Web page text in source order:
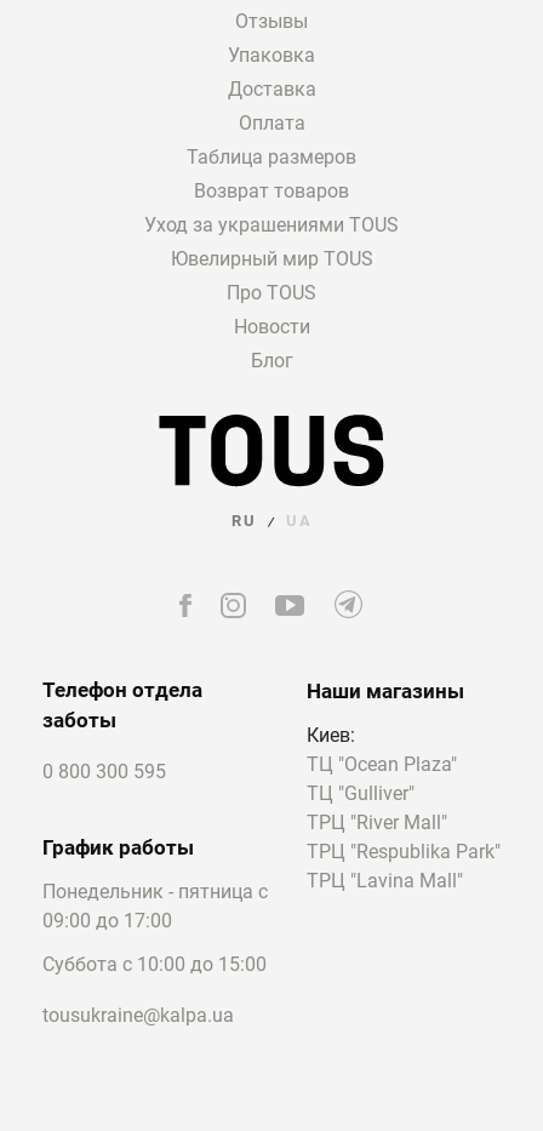
Отзывы
Упаковка
Доставка
Оплата
Таблица размеров
Возврат товаров
Уход за украшениями TOUS
Ювелирный мир TOUS
Про TOUS
Новости
Блог
RU / UA
Телефон отдела
заботы
0 800 300 595
График работы
Понедельник - пятница с
09:00 до 17:00
Суббота с 10:00 до 15:00
tousukraine@kalpa.ua
Наши магазины
Киев:
ТЦ "Ocean Plaza"
ТЦ "Gulliver"
ТРЦ "River Mall"
ТРЦ "Respublika Park"
ТРЦ "Lavina Mall"